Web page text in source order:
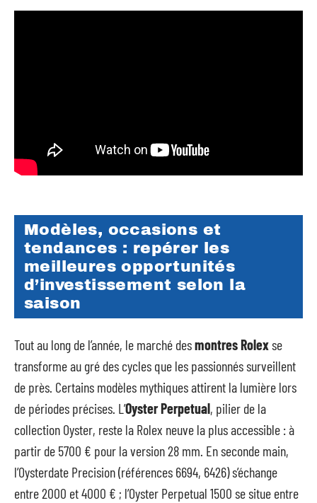
Modèles, occasions et
tendances : repérer les
meilleures opportunités
d’investissement selon la
saison
Tout au long de l’année, le marché desmontres Rolexse
transforme au gré des cycles que les passionnés surveillent
de près. Certains modèles mythiques attirent la lumière lors
de périodes précises. L’Oyster Perpetual, pilier de la
collection Oyster, reste la Rolex neuve la plus accessible : à
partir de 5700 € pour la version 28 mm. En seconde main,
l’Oysterdate Precision (références 6694, 6426) s’échange
entre 2000 et 4000 € ; l’Oyster Perpetual 1500 se situe entre